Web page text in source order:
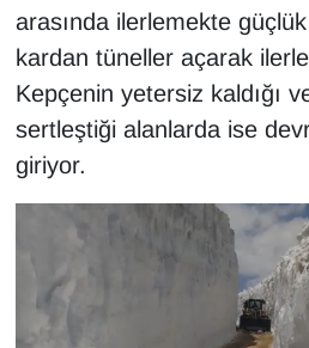
arasında ilerlemekte
kardan tüneller açarak
Kepçenin yetersiz kaldığı
sertleştiği alanlarda ise
giriyor.
Sinema - TV
SİYASET
SPOR
TEBRİK